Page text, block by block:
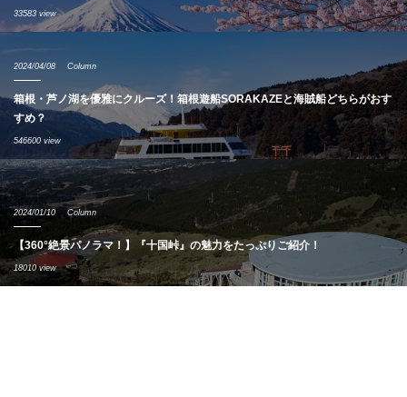
33583 view
2024/04/08 Column
箱根・芦ノ湖を優雅にクルーズ！箱根遊船SORAKAZEと海賊船どちらがおす
すめ？
546600 view
2024/01/10 Column
【360°絶景パノラマ！】『十国峠』の魅力をたっぷりご紹介！
18010 view